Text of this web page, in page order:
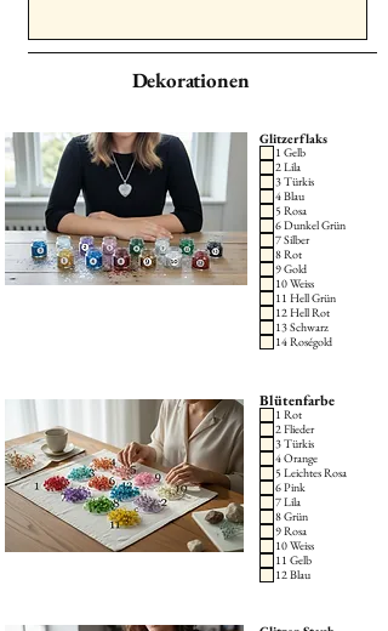
Dekorationen
Glitzerflaks
1 Gelb
2 Lila
3 Türkis
4 Blau
5 Rosa
6 Dunkel Grün
7 Silber
8 Rot
9 Gold
10 Weiss
11 Hell Grün
12 Hell Rot
13 Schwarz
14 Roségold
Blütenfarbe
1 Rot
2 Flieder
3 Türkis
4 Orange
5 Leichtes Rosa
6 Pink
7 Lila
8 Grün
9 Rosa
10 Weiss
11 Gelb
12 Blau